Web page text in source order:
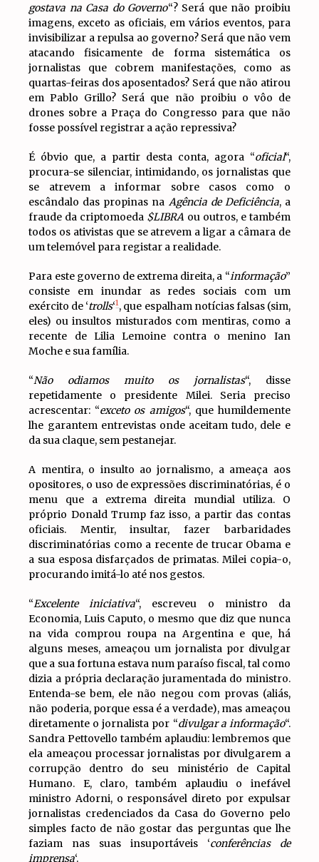
gostava na Casa do Governo“? Será que não proibiu
imagens, exceto as oficiais, em vários eventos, para
invisibilizar a repulsa ao governo? Será que não vem
atacando fisicamente de forma sistemática os
jornalistas que cobrem manifestações, como as
quartas-feiras dos aposentados? Será que não atirou
em Pablo Grillo? Será que não proibiu o vôo de
drones sobre a Praça do Congresso para que não
fosse possível registrar a ação repressiva?
É óbvio que, a partir desta conta, agora “oficial“,
procura-se silenciar, intimidando, os jornalistas que
se atrevem a informar sobre casos como o
escândalo das propinas na Agência de Deficiência, a
fraude da criptomoeda $LIBRA ou outros, e também
todos os ativistas que se atrevem a ligar a câmara de
um telemóvel para registar a realidade.
Para este governo de extrema direita, a “informação”
consiste em inundar as redes sociais com um
exército de ‘trolls‘1, que espalham notícias falsas (sim,
eles) ou insultos misturados com mentiras, como a
recente de Lilia Lemoine contra o menino Ian
Moche e sua família.
“Não odiamos muito os jornalistas“, disse
repetidamente o presidente Milei. Seria preciso
acrescentar: “exceto os amigos“, que humildemente
lhe garantem entrevistas onde aceitam tudo, dele e
da sua claque, sem pestanejar.
A mentira, o insulto ao jornalismo, a ameaça aos
opositores, o uso de expressões discriminatórias, é o
menu que a extrema direita mundial utiliza. O
próprio Donald Trump faz isso, a partir das contas
oficiais. Mentir, insultar, fazer barbaridades
discriminatórias como a recente de trucar Obama e
a sua esposa disfarçados de primatas. Milei copia-o,
procurando imitá-lo até nos gestos.
“Excelente iniciativa“, escreveu o ministro da
Economia, Luis Caputo, o mesmo que diz que nunca
na vida comprou roupa na Argentina e que, há
alguns meses, ameaçou um jornalista por divulgar
que a sua fortuna estava num paraíso fiscal, tal como
dizia a própria declaração juramentada do ministro.
Entenda-se bem, ele não negou com provas (aliás,
não poderia, porque essa é a verdade), mas ameaçou
diretamente o jornalista por “divulgar a informação“.
Sandra Pettovello também aplaudiu: lembremos que
ela ameaçou processar jornalistas por divulgarem a
corrupção dentro do seu ministério de Capital
Humano. E, claro, também aplaudiu o inefável
ministro Adorni, o responsável direto por expulsar
jornalistas credenciados da Casa do Governo pelo
simples facto de não gostar das perguntas que lhe
faziam nas suas insuportáveis ‘conferências de
imprensa‘.